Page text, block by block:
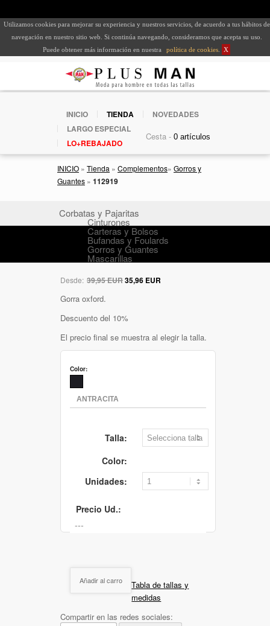
Utilizamos cookies para mejorar su experiencia y nuestros servicios, de acuerdo a tus hábitos de
navegación en nuestro sitio web. Si continúa navegando, consideramos que acepta su uso.
Puede obtener más información en nuestra
política de cookies X
INICIO TIENDA
NOVEDADES
LARGO ESPECIAL
LO+REBAJADO
Cesta -
INICIO » Tienda » Complementos» Gorros y
Guantes » 112919
Corbatas y Pajaritas
Cinturones
Carteras y Bolsos
Bufandas y Foulards
Gorros y Guantes
Mascarillas
Desde: 39,95 EUR35,96 EUR
Gorra oxford.
Descuento del 10%
El precio final se muestra al elegir la talla.
Color:
Talla:
Color:
Unidades:
Precio Ud.:
Añadir al carro
Tabla de tallas y
medidas
Compartir en las redes sociales: